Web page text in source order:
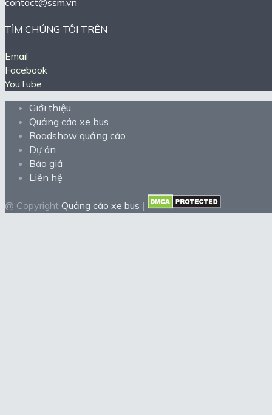
TÌM CHÚNG TÔI TRÊN
Email
Facebook
YouTube
Giới thiệu
Quảng cáo xe bus
Roadshow quảng cáo
Dự án
Báo giá
Liên hệ
@ Copyright Quảng cáo xe bus |